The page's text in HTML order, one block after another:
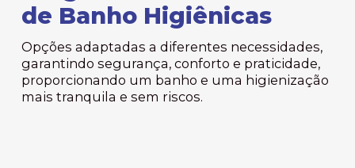
de Banho Higiênicas
Opções adaptadas a diferentes necessidades,
garantindo segurança, conforto e praticidade,
proporcionando um banho e uma higienização
mais tranquila e sem riscos.